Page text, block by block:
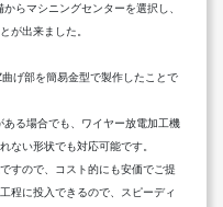
らマシニングセンターを選択し、
が出来ました。
げ部を簡易金型で製作したことで
る場合でも、ワイヤー放電加工機
ない形状でも対応可能です。
すので、コスト的にも安価でご提
程に投入できるので、スピーディ